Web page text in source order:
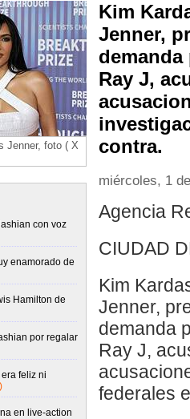
Jenner, foto ( X
con voz
enamorado de
Hamilton de
por regalar
feliz ni
en live-action
Kim
Jenner,
Ray J,
contra.
miércoles, 1
Agencia
CIUDAD
Kim
Jenner,
demanda
Ray J,
federales